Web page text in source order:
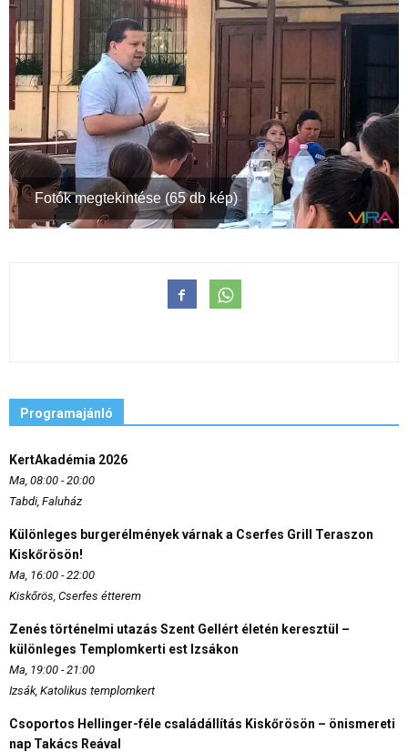
Fotók megtekintése (65 db kép)
Programajánló
KertAkadémia 2026
Ma, 08:00 - 20:00
Tabdi, Faluház
Különleges burgerélmények várnak a Cserfes Grill Teraszon
Kiskőrösön!
Ma, 16:00 - 22:00
Kiskőrös, Cserfes étterem
Zenés történelmi utazás Szent Gellért életén keresztül –
különleges Templomkerti est Izsákon
Ma, 19:00 - 21:00
Izsák, Katolikus templomkert
Csoportos Hellinger-féle családállítás Kiskőrösön – önismereti
nap Takács Reával